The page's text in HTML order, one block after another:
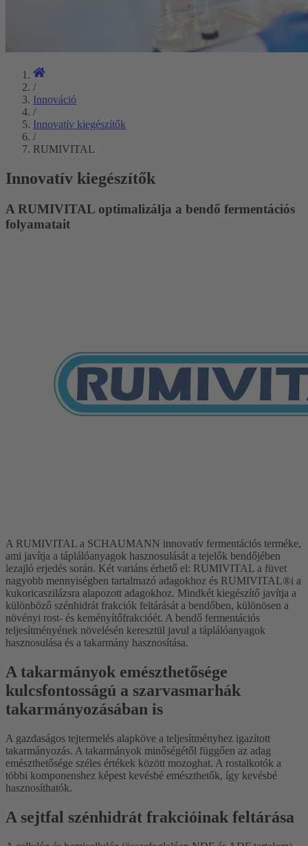
/
Innováció
/
Innovatív kiegészítők
/
RUMIVITAL
Innovatív kiegészítők
A RUMIVITAL optimalizálja a bendő fermentációs
folyamatait
A RUMIVITAL a SCHAUMANN innovatív fermentációs terméke,
ami javítja a táplálóanyagok hasznosulását a tejelők bendőjében
lezajló erjedés során. Két variáns érhető el: RUMIVITAL a füvet
nagyobb mennyiségben tartalmazó adagokhoz és RUMIVITAL®i a
kukoricaszilázsra alapozott adagokhoz. Mindkét kiegészítő javítja a
különböző szénhidrát frakciók feltárását a bendőben, különösen a
növényi rost- és keményítőfrakcióét. A bendő fermentációs
teljesítményének növelésén keresztül javul a táplálóanyagok
hasznosulása és a takarmány hasznosítása.
A takarmányok emészthetősége
kulcsfontosságú a szarvasmarhák
takarmányozásában is
A gazdaságos tejtermelés alapköve a teljesítményhez igazított
takarmányozás. A takarmányok minőségétől függően az adag
emészthetősége széles értékek között mozoghat. A rostalkotók a
többi komponenshez képest kevésbé emészthetők, így kevésbé
hasznosíthatók.
A sejtfal szénhidrát frakcióinak feltárása